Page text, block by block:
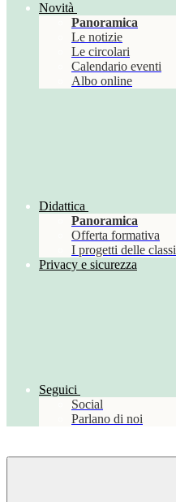
Novità
Panoramica
Le notizie
Le circolari
Calendario eventi
Albo online
Didattica
Panoramica
Offerta formativa
I progetti delle classi
Privacy e sicurezza
Seguici
Social
Parlano di noi